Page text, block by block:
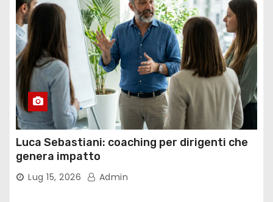
Luca Sebastiani: coaching per dirigenti che
genera impatto
Lug 15, 2026 Admin